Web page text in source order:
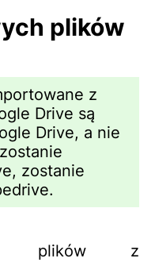
plików
z
Drive są
Drive, a nie
zostanie
plików z